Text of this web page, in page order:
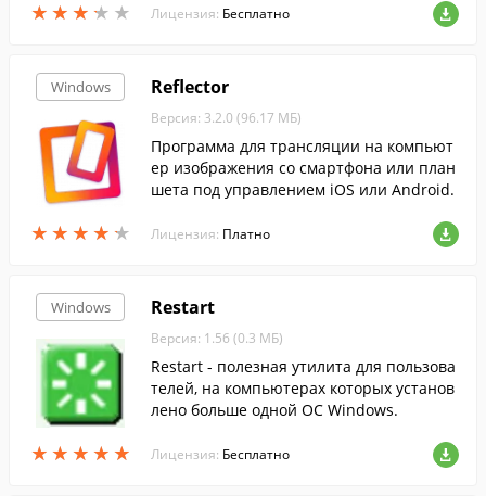
★ ★ ★ ★ ★
★ ★ ★ ★ ★ Лицензия: Бесплатно
Windows
★ ★ ★ ★ ★
★ ★ ★ ★ ★
Reflector
Версия: 3.2.0 (96.17 МБ)
Программа для трансляции на компьют
ер изображения со смартфона или план
шета под управлением iOS или Android.
Лицензия: Платно
Windows
★ ★ ★ ★ ★
★ ★ ★ ★ ★
Restart
Версия: 1.56 (0.3 МБ)
Restart - полезная утилита для пользова
телей, на компьютерах которых установ
лено больше одной ОС Windows.
Лицензия: Бесплатно